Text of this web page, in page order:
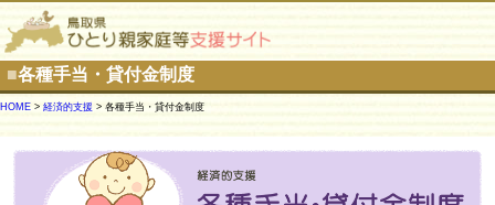
■各種手当・貸付金制度
HOME > 経済的支援 > 各種手当・貸付金制度